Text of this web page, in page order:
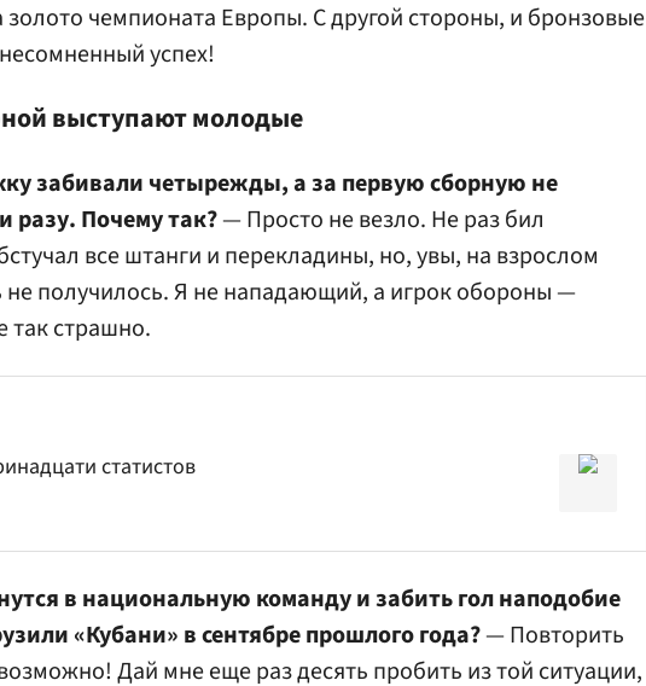
золото чемпионата Европы. С другой стороны, и бронзовые
успех!
выступают молодые
забивали четырежды, а за первую сборную не
разу. Почему так?— Просто не везло. Не раз бил
все штанги и перекладины, но, увы, на взрослом
не получилось. Я не нападающий, а игрок обороны —
так страшно.
статистов
в национальную команду и забить гол наподобие
«Кубани» в сентябре прошлого года?— Повторить
Дай мне еще раз десять пробить из той ситуации,